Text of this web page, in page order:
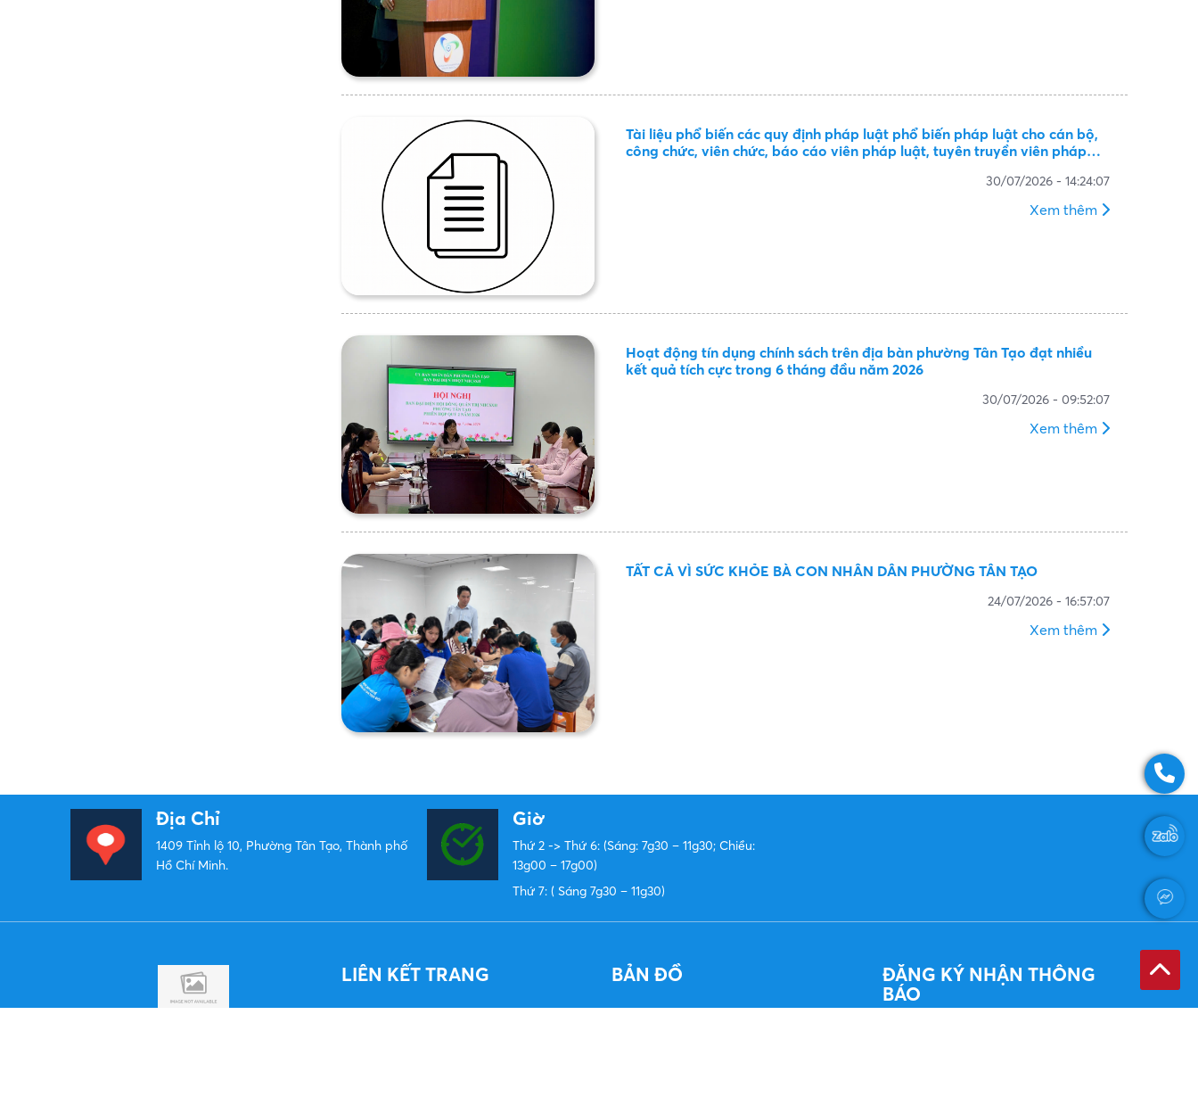
Tài liệu phổ biến các quy định pháp luật phổ biến pháp luật cho cán bộ,
công chức, viên chức, báo cáo viên pháp luật, tuyên truyền viên pháp
30/07/2026 - 14:24:07
Xem thêm
Hoạt động tín dụng chính sách trên địa bàn phường Tân Tạo đạt nhiều
kết quả tích cực trong 6 tháng đầu năm 2026
30/07/2026 - 09:52:07
Xem thêm
TẤT CẢ VÌ SỨC KHỎE BÀ CON NHÂN DÂN PHƯỜNG TÂN TẠO
24/07/2026 - 16:57:07
Xem thêm
Địa Chỉ
1409 Tỉnh lộ 10, Phường Tân Tạo, Thành phố
Hồ Chí Minh.
Giờ
Thứ 2 -> Thứ 6: (Sáng: 7g30 – 11g30; Chiều:
13g00 – 17g00)
Thứ 7: ( Sáng 7g30 – 11g30)
LIÊN KẾT TRANG BẢN ĐỒ
ĐĂNG KÝ NHẬN THÔNG
BÁO